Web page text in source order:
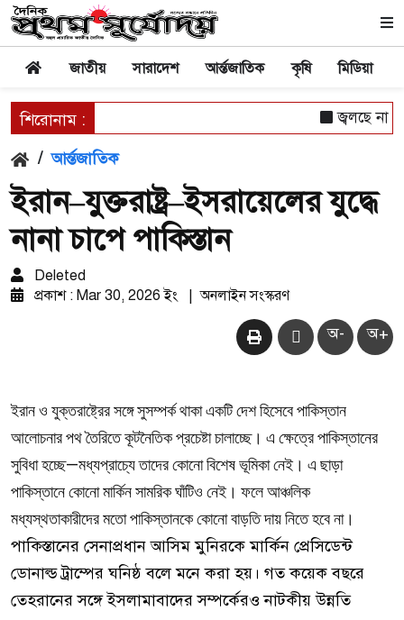
জাতীয় সারাদেশ আর্ন্তজাতিক কৃষি মিডিয়া
শিরোনাম : জ্বলছে না
/ আর্ন্তজাতিক
ইরান–যুক্তরাষ্ট্র–ইসরায়েলের যুদ্ধে
নানা চাপে পাকিস্তান
Deleted
প্রকাশ : Mar 30, 2026 ইং
| অনলাইন সংস্করণ
অ- অ+
ইরান ও যুক্তরাষ্ট্রের সঙ্গে সুসম্পর্ক থাকা একটি দেশ হিসেবে পাকিস্তান
আলোচনার পথ তৈরিতে কূটনৈতিক প্রচেষ্টা চালাচ্ছে। এ ক্ষেত্রে পাকিস্তানের
সুবিধা হচ্ছে—মধ্যপ্রাচ্যে তাদের কোনো বিশেষ ভূমিকা নেই। এ ছাড়া
পাকিস্তানে কোনো মার্কিন সামরিক ঘাঁটিও নেই। ফলে আঞ্চলিক
মধ্যস্থতাকারীদের মতো পাকিস্তানকে কোনো বাড়তি দায় নিতে হবে না।
পাকিস্তানের সেনাপ্রধান আসিম মুনিরকে মার্কিন প্রেসিডেন্ট
ডোনাল্ড ট্রাম্পের ঘনিষ্ঠ বলে মনে করা হয়। গত কয়েক বছরে
তেহরানের সঙ্গে ইসলামাবাদের সম্পর্কেরও নাটকীয় উন্নতি